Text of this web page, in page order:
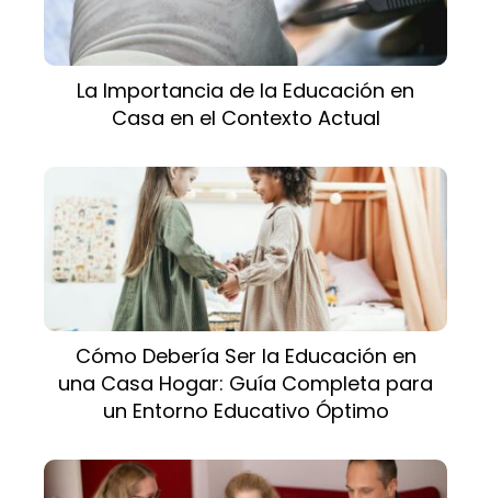
La Importancia de la Educación en
Casa en el Contexto Actual
Cómo Debería Ser la Educación en
una Casa Hogar: Guía Completa para
un Entorno Educativo Óptimo